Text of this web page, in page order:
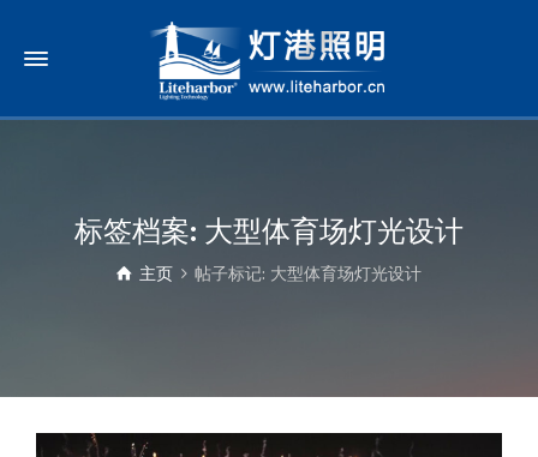
标签档案: 大型体育场灯光设计
主页 帖子标记: 大型体育场灯光设计